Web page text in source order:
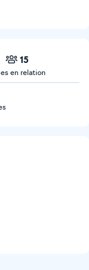
15
en relation